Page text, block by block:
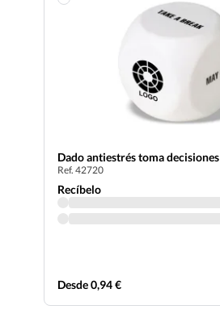
Dado antiestrés toma decisiones
Ref. 42720
Recíbelo
Desde 0,94 €